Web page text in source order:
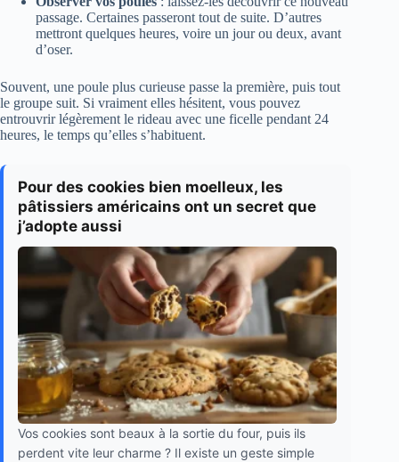
passage. Certaines passeront tout de suite. D’autres
mettront quelques heures, voire un jour ou deux, avant
d’oser.
Souvent, une poule plus curieuse passe la première, puis tout
le groupe suit. Si vraiment elles hésitent, vous pouvez
entrouvrir légèrement le rideau avec une ficelle pendant 24
heures, le temps qu’elles s’habituent.
Pour des cookies bien moelleux, les
pâtissiers américains ont un secret que
j’adopte aussi
Vos cookies sont beaux à la sortie du four, puis ils
perdent vite leur charme ? Il existe un geste simple